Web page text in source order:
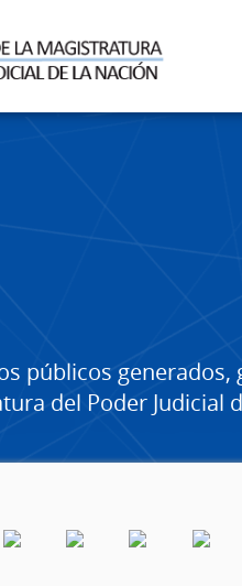
públicos
del Poder Judicial